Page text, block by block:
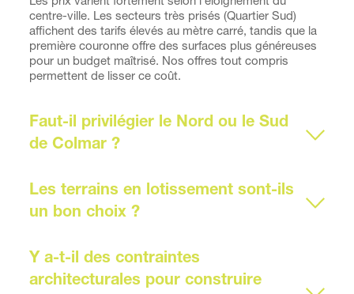
centre-ville. Les secteurs très prisés (Quartier Sud)
affichent des tarifs élevés au mètre carré, tandis que la
première couronne offre des surfaces plus généreuses
pour un budget maîtrisé. Nos offres tout compris
permettent de lisser ce coût.
Faut-il privilégier le Nord ou le Sud
est parfait pour rejoindre rapidement Sélestat ou
Strasbourg via l'A35. Le Sud (Sainte-Croix-en-Plaine)
se rapproche du bassin mulhousien, idéal si votre
Les terrains en lotissement sont-ils
lotissement ou en programme neuf sont déjà viabilisés
(raccordements eau, électricité, fibre effectués). Cela
garantit un démarrage des travaux rapide et sans
Y a-t-il des contraintes
architecturales pour construire